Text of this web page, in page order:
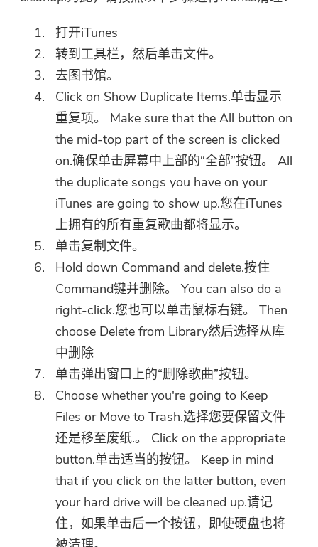
打开iTunes
转到工具栏，然后单击文件。
去图书馆。
Click on Show Duplicate Items.单击显示
重复项。 Make sure that the All button on
the mid-top part of the screen is clicked
on.确保单击屏幕中上部的“全部”按钮。 All
the duplicate songs you have on your
iTunes are going to show up.您在iTunes
上拥有的所有重复歌曲都将显示。
单击复制文件。
Hold down Command and delete.按住
Command键并删除。 You can also do a
right-click.您也可以单击鼠标右键。 Then
choose Delete from Library然后选择从库
中删除
单击弹出窗口上的“删除歌曲”按钮。
Choose whether you're going to Keep
Files or Move to Trash.选择您要保留文件
还是移至废纸.。 Click on the appropriate
button.单击适当的按钮。 Keep in mind
that if you click on the latter button, even
your hard drive will be cleaned up.请记
住，如果单击后一个按钮，即使硬盘也将